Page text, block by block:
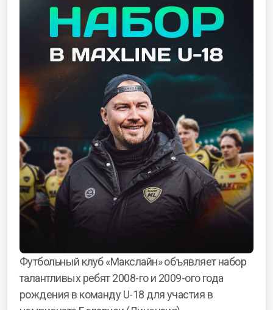
Футбольный клуб «Макслайн» объявляет набор
талантливых ребят 2008-го и 2009-ого года
рождения в команду U-18 для участия в